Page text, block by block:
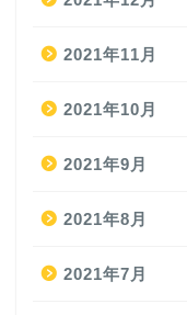
2021年11月
2021年10月
2021年9月
2021年8月
2021年7月